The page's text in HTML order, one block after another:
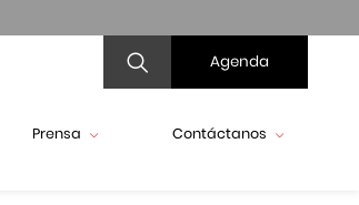
Agenda
Prensa Contáctanos